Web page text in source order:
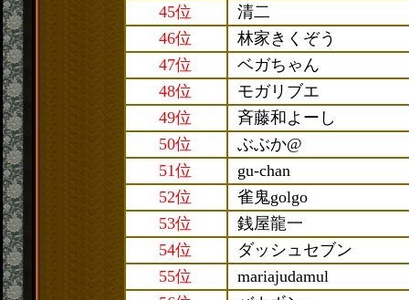
45位
清二
46位
林家きくぞう
47位
ベガちゃん
48位
モガリブエ
49位
斉藤和よーし
50位
ぶぶか@
51位
gu-chan
52位
雀鬼golgo
53位
銭屋龍一
54位
ダッシュセブン
55位
mariajudamul